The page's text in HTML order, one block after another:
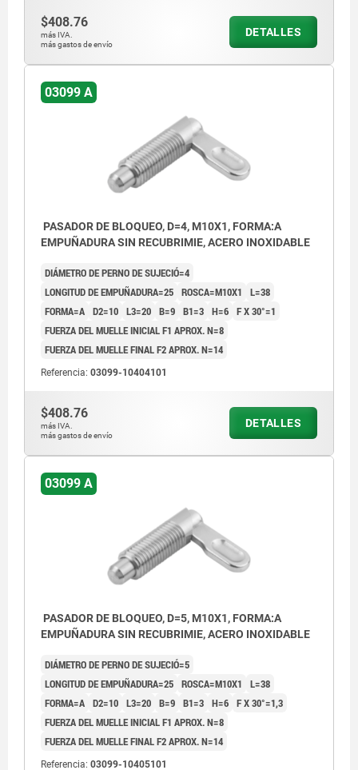
$408.76
más IVA.
más gastos de envío
DETALLES
03099 A
PASADOR DE BLOQUEO, D=4, M10X1, FORMA:A
EMPUÑADURA SIN RECUBRIMIE, ACERO INOXIDABLE
DIÁMETRO DE PERNO DE SUJECIÓ=4
LONGITUD DE EMPUÑADURA=25 ROSCA=M10X1
L=38
FORMA=A D2=10 L3=20 B=9 B1=3 H=6 F X 30°=1
FUERZA DEL MUELLE INICIAL F1 APROX. N=8
FUERZA DEL MUELLE FINAL F2 APROX. N=14
Referencia: 03099-10404101
$408.76
más IVA.
más gastos de envío
DETALLES
03099 A
PASADOR DE BLOQUEO, D=5, M10X1, FORMA:A
EMPUÑADURA SIN RECUBRIMIE, ACERO INOXIDABLE
DIÁMETRO DE PERNO DE SUJECIÓ=5
LONGITUD DE EMPUÑADURA=25 ROSCA=M10X1
L=38
FORMA=A D2=10 L3=20 B=9 B1=3 H=6 F X 30°=1,3
FUERZA DEL MUELLE INICIAL F1 APROX. N=8
FUERZA DEL MUELLE FINAL F2 APROX. N=14
Referencia: 03099-10405101